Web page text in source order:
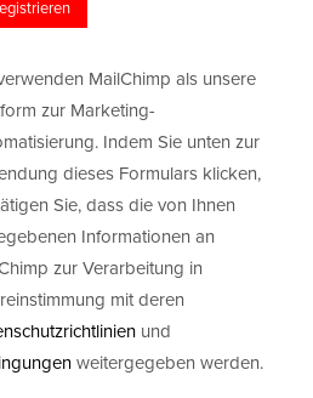
MailChimp als unsere
zur Marketing-
Indem Sie unten zur
dieses Formulars klicken,
Sie, dass die von Ihnen
Informationen an
zur Verarbeitung in
mit deren
und
weitergegeben werden.